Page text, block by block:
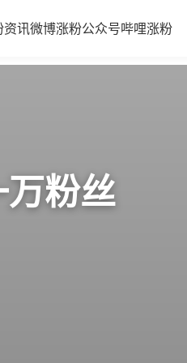
资讯微博涨粉公众号哔哩涨粉
粉丝